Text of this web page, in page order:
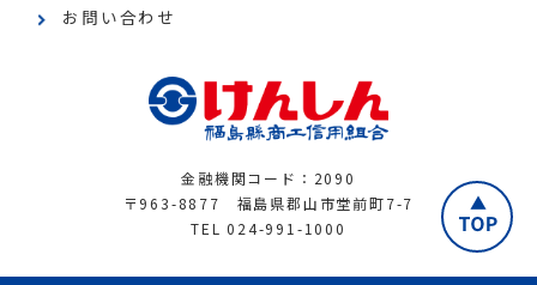
お問い合わせ
金融機関コード：2090
〒963-8877 福島県郡山市堂前町7-7
TEL 024-991-1000